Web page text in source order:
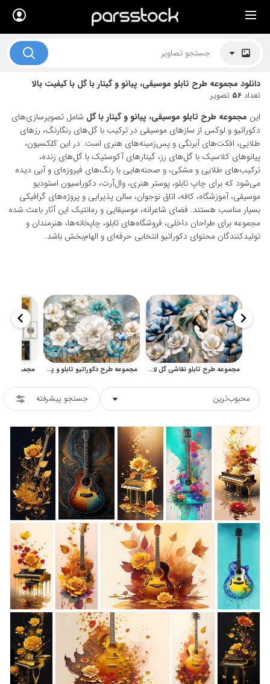
دانلود مجموعه طرح تابلو موسیقی، پیانو و گیتار با گل با کیفیت بالا
تعداد 56 تصویر
این مجموعه طرح تابلو موسیقی، پیانو و گیتار با گل شامل تصویرسازی‌های
دکوراتیو و لوکس از سازهای موسیقی در ترکیب با گل‌های رنگارنگ، رزهای
طلایی، افکت‌های آبرنگی و پس‌زمینه‌های هنری است. در این کلکسیون،
پیانوهای کلاسیک با گل‌های رز، گیتارهای آکوستیک با گل‌های زنده،
ترکیب‌های طلایی و مشکی، و صحنه‌هایی با رنگ‌های فیروزه‌ای و آبی دیده
می‌شود که برای چاپ تابلو، پوستر هنری، وال‌آرت، دکوراسیون استودیو
موسیقی، آموزشگاه، کافه، اتاق نوجوان، سالن پذیرایی و پروژه‌های گرافیکی
بسیار مناسب هستند. فضای شاعرانه، موسیقایی و رمانتیک این آثار باعث شده
مجموعه برای طراحان داخلی، فروشگاه‌های تابلو، چاپخانه‌ها، هنرمندان و
تولیدکنندگان محتوای دکوراتیو انتخابی حرفه‌ای و الهام‌بخش باشد.
مجموعه طرح تابلو نقاشی گل لاکچری برای دکوراسیون و چاپ بوم مجموعه طرح دکوراتیو تابلو و پوستر گل‌های هنری با رنگ‌های ملایم
محبوب‌ترین جستجو پیشرفته
× لیست قیمت ها
موضوعات تصاویر
دکوراسیون و فضاها
هنرمندان ایرانی
کسب درآمد از فروش تصاویر
021 28428845
تماس با ما
بلاگ پارس استاک